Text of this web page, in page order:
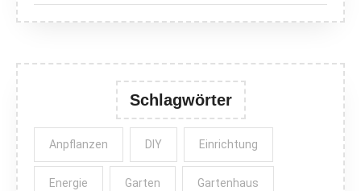
Schlagwörter
Anpflanzen DIY Einrichtung
Energie Garten Gartenhaus